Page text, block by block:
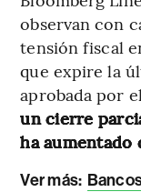
observan con
tensión fiscal
que expire la
aprobada por
un cierre
ha aumentado
Ver más: